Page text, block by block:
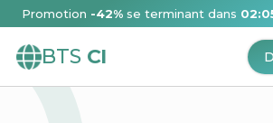
Promotion -42% se terminant dans
BTS CI